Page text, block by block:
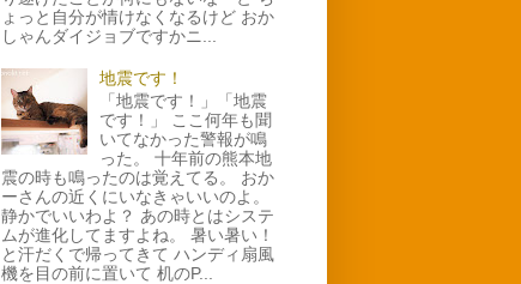
ょっと自分が情けなくなるけど おか
しゃんダイジョブですかニ...
地震です！
「地震です！」「地震
です！」 ここ何年も聞
いてなかった警報が鳴
った。 十年前の熊本地
震の時も鳴ったのは覚えてる。 おか
ーさんの近くにいなきゃいいのよ。
静かでいいわよ？ あの時とはシステ
ムが進化してますよね。 暑い暑い！
と汗だくで帰ってきて ハンディ扇風
機を目の前に置いて 机のP...